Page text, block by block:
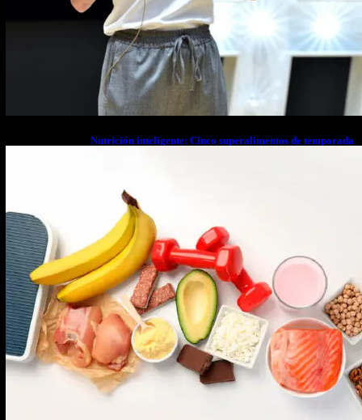
Nutrición inteligente: Cinco superalimentos de temporada